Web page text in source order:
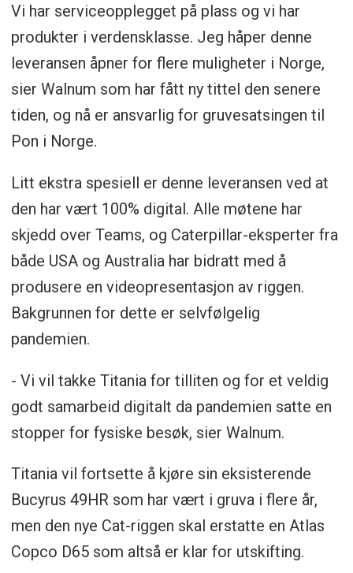
Vi har serviceopplegget på plass og vi har
produkter i verdensklasse. Jeg håper denne
leveransen åpner for flere muligheter i Norge,
sier Walnum som har fått ny tittel den senere
tiden, og nå er ansvarlig for gruvesatsingen til
Pon i Norge.
Litt ekstra spesiell er denne leveransen ved at
den har vært 100% digital. Alle møtene har
skjedd over Teams, og Caterpillar-eksperter fra
både USA og Australia har bidratt med å
produsere en videopresentasjon av riggen.
Bakgrunnen for dette er selvfølgelig
pandemien.
- Vi vil takke Titania for tilliten og for et veldig
godt samarbeid digitalt da pandemien satte en
stopper for fysiske besøk, sier Walnum.
Titania vil fortsette å kjøre sin eksisterende
Bucyrus 49HR som har vært i gruva i flere år,
men den nye Cat-riggen skal erstatte en Atlas
Copco D65 som altså er klar for utskifting.